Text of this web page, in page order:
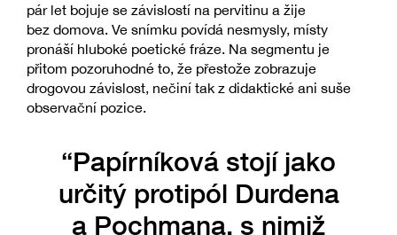
pár let bojuje se závislostí na pervitinu a žije
bez domova. Ve snímku povídá nesmysly, místy
pronáší hluboké poetické fráze. Na segmentu je
přitom pozoruhodné to, že přestože zobrazuje
drogovou závislost, nečiní tak z didaktické ani suše
observační pozice.
“Papírníková stojí jako
určitý protipól Durdena
a Pochmana, s nimiž